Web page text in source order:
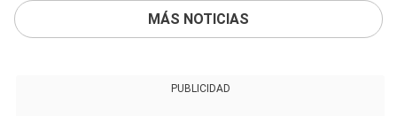
MÁS NOTICIAS
PUBLICIDAD